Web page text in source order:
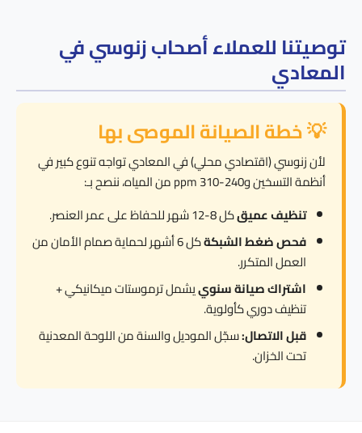
توصيتنا للعملاء أصحاب زنوسي في
المعادي
💡 خطة الصيانة الموصى بها
لأن زنوسي (اقتصادي محلي) في المعادي تواجه تنوع كبير في
أنظمة التسخين و240-310 ppm من المياه، ننصح بـ:
تنظيف عميقكل 8-12 شهر للحفاظ على عمر العنصر.
فحص ضغط الشبكة
كل 6 أشهر لحماية صمام الأمان من
العمل المتكرر.
اشتراك صيانة سنوييشمل ترموستات ميكانيكي +
تنظيف دوري كأولوية.
قبل الاتصال:سجّل الموديل والسنة من اللوحة المعدنية
تحت الخزان.